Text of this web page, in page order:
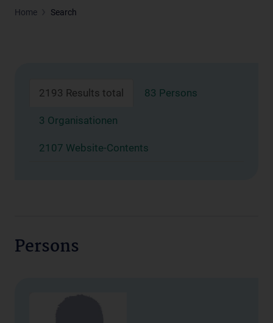
Home Search
2193 Results total 83 Persons
3 Organisationen
2107 Website-Contents
Persons